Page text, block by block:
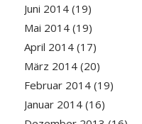
Juni 2014(19)
Mai 2014(19)
April 2014(17)
März 2014(20)
Februar 2014(19)
Januar 2014(16)